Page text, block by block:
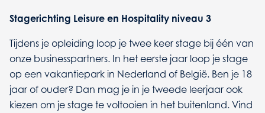
Stagerichting Leisure en Hospitality niveau 3
Tijdens je opleiding loop je twee keer stage bij één van
onze businesspartners. In het eerste jaar loop je stage
op een vakantiepark in Nederland of België. Ben je 18
jaar of ouder? Dan mag je in je tweede leerjaar ook
kiezen om je stage te voltooien in het buitenland. Vind